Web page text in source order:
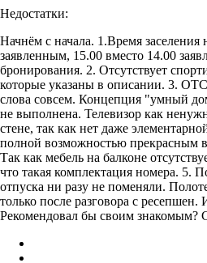
Недостатки:
Начнём с начала. 1.Время заселения
заявленным, 15.00 вместо 14.00
бронирования. 2. Отсутствует
которые указаны в описании. 3.
слова совсем. Концепция "умный
не выполнена. Телевизор как
стене, так как нет даже
полной возможностью прекрасным
Так как мебель на балконе
что такая комплектация номера. 5.
отпуска ни разу не поменяли.
только после разговора с ресепшен.
Рекомендовал бы своим знакомым?